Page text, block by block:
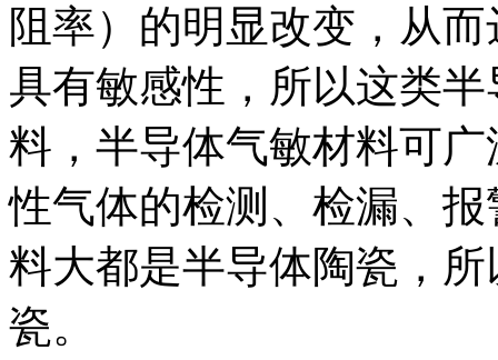
阻率）的明显改变，从
具有敏感性，所以这类
料，半导体气敏材料可
性气体的检测、检漏、
料大都是半导体陶瓷，
瓷。